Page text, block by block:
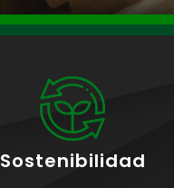
Sostenibilidad